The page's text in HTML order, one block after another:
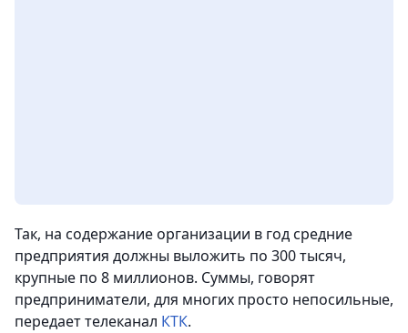
Так, на содержание организации в год средние
предприятия должны выложить по 300 тысяч,
крупные по 8 миллионов. Суммы, говорят
предприниматели, для многих просто непосильные,
передает телеканал КТК.